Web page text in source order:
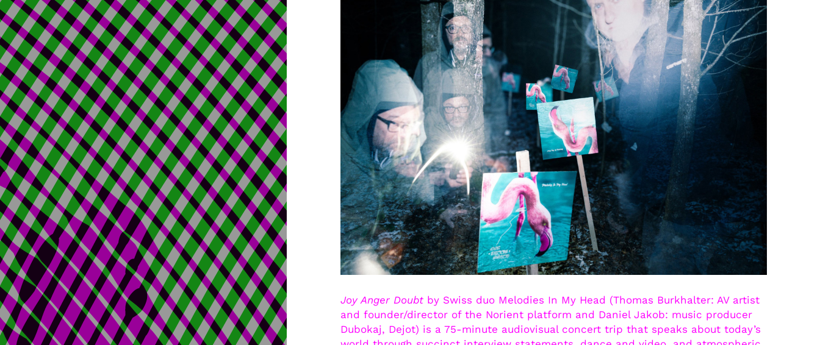
Joy Anger Doubtby Swiss duo Melodies In My Head (Thomas Burkhalter: AV artist
and founder/director of the Norient platform and Daniel Jakob: music producer
Dubokaj, Dejot) is a 75-minute audiovisual concert trip that speaks about today’s